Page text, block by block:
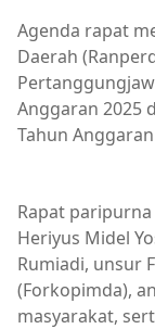
Agenda rapat
Daerah
Anggaran 2025
Tahun
Rapat
Heriyus Midel
Rumiadi, unsur
(Forkopimda),
masyarakat,